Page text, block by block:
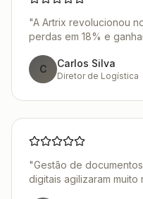
"A Artrix revolucionou
perdas em 18% e
C Carlos Silva
Diretor de Logística
"Gestão de
digitais agilizaram muito